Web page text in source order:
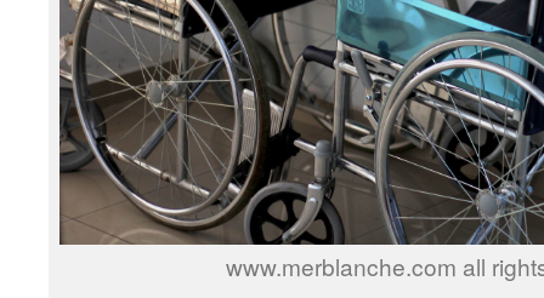
www.merblanche.com all